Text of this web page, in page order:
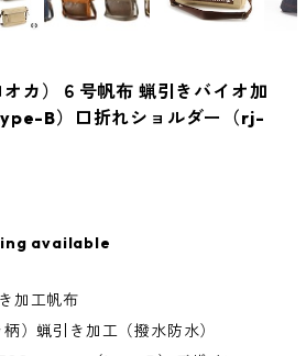
カ）６号帆布 蝋引きバイオ加
B）口折れショルダー（rj-
available
加工帆布
）蝋引き加工（撥水防水）